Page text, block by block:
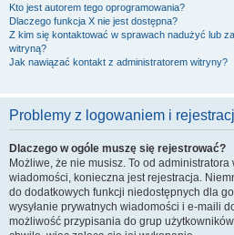
Kto jest autorem tego oprogramowania?
Dlaczego funkcja X nie jest dostępna?
Z kim się kontaktować w sprawach nadużyć lub
witryną?
Jak nawiązać kontakt z administratorem witryny?
Problemy z logowaniem i
Dlaczego w ogóle muszę się rejestrować?
Możliwe, że nie musisz. To od
wiadomości, konieczna jest rejestracja.
do dodatkowych funkcji niedostępnych dla
wysyłanie prywatnych wiadomości i e-maili
możliwość przypisania do grup